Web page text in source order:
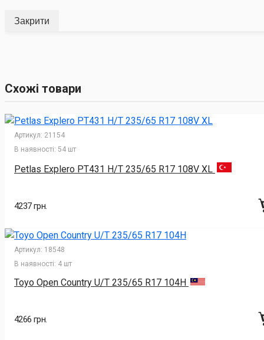
Закрити
Схожі товари
Артикул: 21154
В наявності: 54 шт
Petlas Explero PT431 H/T 235/65 R17 108V XL
4237 грн.
Артикул: 18548
В наявності: 4 шт
Toyo Open Country U/T 235/65 R17 104H
4266 грн.